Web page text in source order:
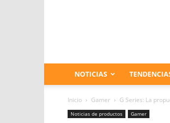
NOTICIAS
Inicio Gamer G Series: La
Noticias de productos Gamer